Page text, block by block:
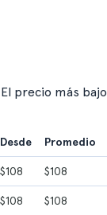
precio más bajo
Desde Promedio
$108 $108
$108 $108